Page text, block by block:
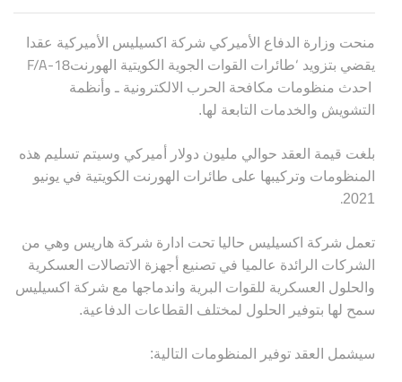
منحت وزارة الدفاع الأميركي شركة اكسيليس الأميركية عقدا
يقضي بتزويد ‘طائرات القوات الجوية الكويتية الهورنتF/A-18
احدث منظومات مكافحة الحرب الالكترونية ـ وأنظمة
التشويش والخدمات التابعة لها.
بلغت قيمة العقد حوالي مليون دولار أميركي وسيتم تسليم هذه
المنظومات وتركيبها على طائرات الهورنت الكويتية في يونيو
2021
.
تعمل شركة اكسيليس حاليا تحت ادارة شركة هاريس وهي من
الشركات الرائدة عالميا في تصنيع أجهزة الاتصالات العسكرية
والحلول العسكرية للقوات البرية واندماجها مع شركة اكسيليس
سمح لها بتوفير الحلول لمختلف القطاعات الدفاعية.
سيشمل العقد توفير المنظومات التالية: